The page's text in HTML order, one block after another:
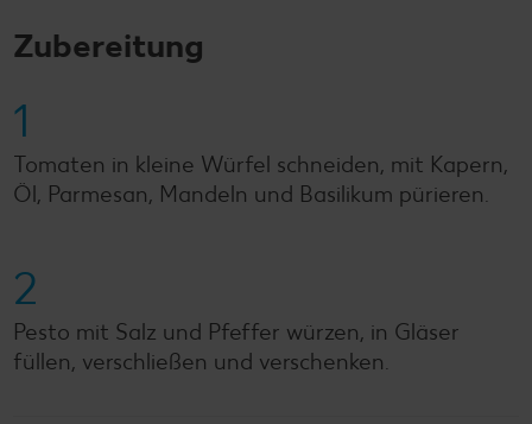
Zubereitung
1
Tomaten in kleine Würfel schneiden, mit Kapern,
Öl, Parmesan, Mandeln und Basilikum pürieren.
2
Pesto mit Salz und Pfeffer würzen, in Gläser
füllen, verschließen und verschenken.